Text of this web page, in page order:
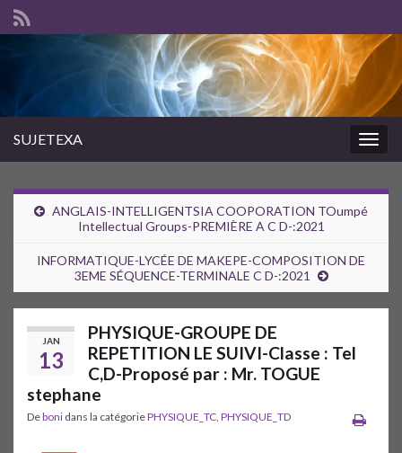
SUJETEXA
ANGLAIS-INTELLIGENTSIA COOPORATION TOumpé
Intellectual Groups-PREMIÈRE A C D-:2021
INFORMATIQUE-LYCÉE DE MAKEPE-COMPOSITION DE
3EME SÉQUENCE-TERMINALE C D-:2021
JAN
13
PHYSIQUE-GROUPE DE
REPETITION LE SUIVI-Classe : Tel
C,D-Proposé par : Mr. TOGUE
stephane
Deboni dans la catégoriePHYSIQUE_TC, PHYSIQUE_TD